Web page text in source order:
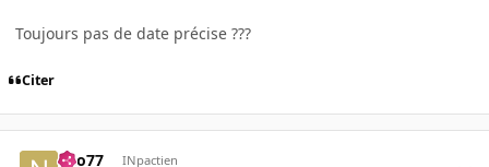
Toujours pas de date précise ???
Citer
neo77 INpactien